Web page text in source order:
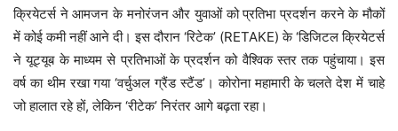
क्रियेटर्स ने आमजन के मनोरंजन और युवाओं को प्रतिभा प्रदर्शन करने के मौकों
में कोई कमी नहीं आने दी। इस दौरान ‘रिटेक’ (RETAKE) के ‘डिजिटल क्रियेटर्स
ने यूट्यूब के माध्यम से प्रतिभाओं के प्रदर्शन को वैश्विक स्तर तक पहुंचाया। इस
वर्ष का थीम रखा गया ‘वर्चुअल ग्रैंड स्टैंड’। कोरोना महामारी के चलते देश में चाहे
जो हालात रहे हों, लेकिन ‘रीटेक’ निरंतर आगे बढ़ता रहा।